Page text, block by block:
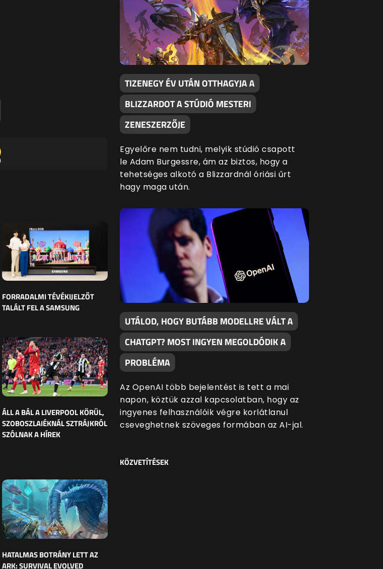
FORRADALMI TÉVÉKIJELZŐT
TALÁLT FEL A SAMSUNG
ÁLL A BÁL A LIVERPOOL KÖRÜL,
SZOBOSZLAIÉKNÁL SZTRÁJKRÓL
SZÓLNAK A HÍREK
HATALMAS BOTRÁNY LETT AZ
ARK: SURVIVAL EVOLVED
TIZENEGY ÉV UTÁN OTTHAGYJA A
BLIZZARDOT A STÚDIÓ MESTERI
ZENESZERZŐJE
Egyelőre nem tudni, melyik stúdió csapott
le Adam Burgessre, ám az biztos, hogy a
tehetséges alkotó a Blizzardnál óriási űrt
hagy maga után.
UTÁLOD, HOGY BUTÁBB MODELLRE VÁLT A
CHATGPT? MOST INGYEN MEGOLDÓDIK A
PROBLÉMA
Az OpenAI több bejelentést is tett a mai
napon, köztük azzal kapcsolatban, hogy az
ingyenes felhasználóik végre korlátlanul
cseveghetnek szöveges formában az AI-jal.
KÖZVETÍTÉSEK